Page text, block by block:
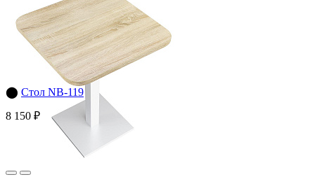
⬤ Стол NB-119
8 150 ₽